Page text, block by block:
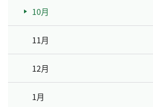
10月
11月
12月
1月